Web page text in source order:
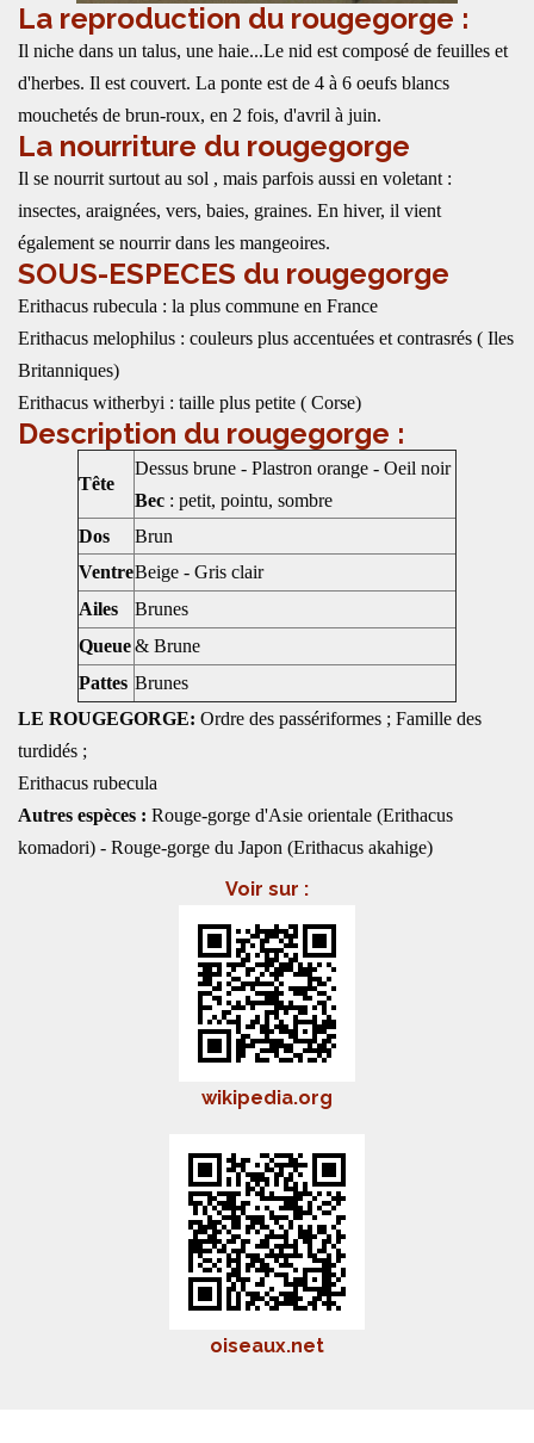
La reproduction du rougegorge :
Il niche dans un talus, une haie...Le nid est composé de feuilles et
d'herbes. Il est couvert. La ponte est de 4 à 6 oeufs blancs
mouchetés de brun-roux, en 2 fois, d'avril à juin.
La nourriture du rougegorge
Il se nourrit surtout au sol , mais parfois aussi en voletant :
insectes, araignées, vers, baies, graines. En hiver, il vient
également se nourrir dans les mangeoires.
SOUS-ESPECES du rougegorge
Erithacus rubecula : la plus commune en France
Erithacus melophilus : couleurs plus accentuées et contrasrés ( Iles
Britanniques)
Erithacus witherbyi : taille plus petite ( Corse)
Description du rougegorge :
Tête
Dessus brune - Plastron orange - Oeil noir
Bec : petit, pointu, sombre
Dos
Brun
VentreBeige - Gris clair
Ailes
Brunes
Queue& Brune
Pattes Brunes
LE ROUGEGORGE: Ordre des passériformes ; Famille des
turdidés ;
Erithacus rubecula
Autres espèces : Rouge-gorge d'Asie orientale (Erithacus
komadori) - Rouge-gorge du Japon (Erithacus akahige)
Voir sur :
wikipedia.org
oiseaux.net